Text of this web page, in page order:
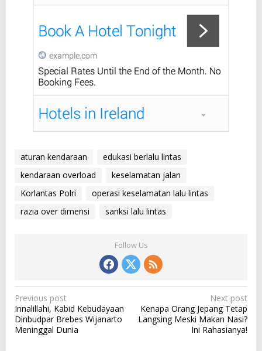
aturan kendaraan
edukasi berlalu lintas
kendaraan overload
keselamatan jalan
Korlantas Polri
operasi keselamatan lalu lintas
razia over dimensi
sanksi lalu lintas
Follow Us
P
o
s
Previous post
Innalillahi, Kabid Kebudayaan
Dinbudpar Brebes Wijanarto
Meninggal Dunia
Next post
Kenapa Orang Jepang Tetap
Langsing Meski Makan Nasi?
Ini Rahasianya!